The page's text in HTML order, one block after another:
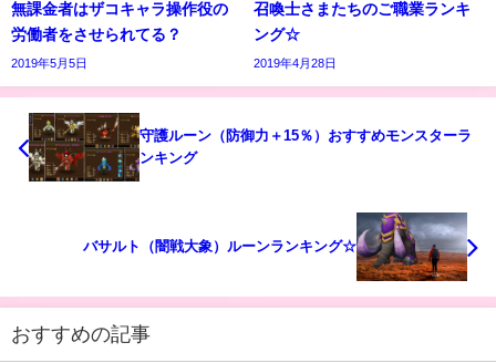
無課金者はザコキャラ操作役の
労働者をさせられてる？
2019年5月5日
召喚士さまたちのご職業ランキ
ング☆
2019年4月28日
守護ルーン（防御力＋15％）おすすめモンスターラ
ンキング
バサルト（闇戦大象）ルーンランキング☆
おすすめの記事